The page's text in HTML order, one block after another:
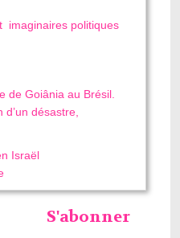
imaginaires politiques
de Goiânia au Brésil.
désastre,
Israël
S'abonner